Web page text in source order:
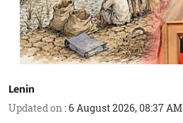
Lenin
Updated on :6 August 2026, 08:37 AM